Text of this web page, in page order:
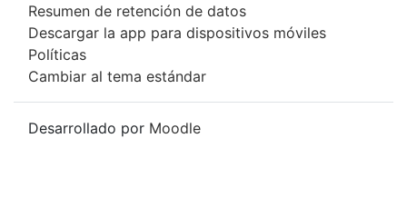
Resumen de retención de datos
Descargar la app para dispositivos móviles
Políticas
Cambiar al tema estándar
Desarrollado por Moodle